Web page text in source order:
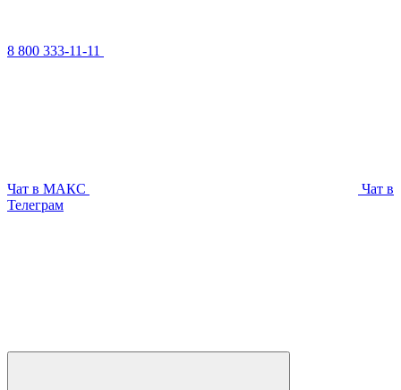
8 800 333-11-11
Чат в МАКС
Чат в
Телеграм